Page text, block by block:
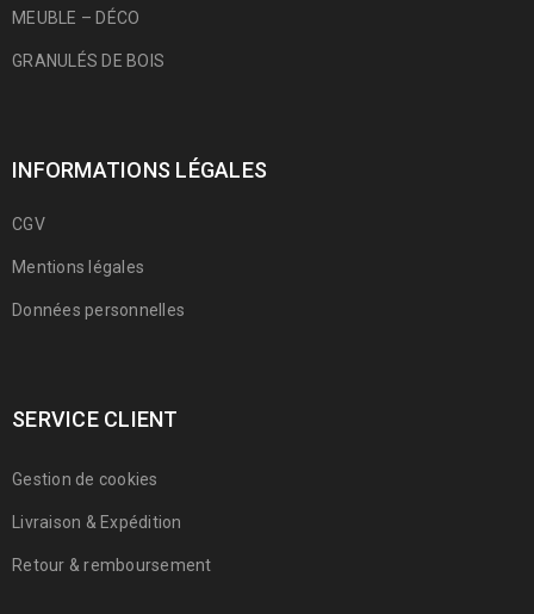
MEUBLE – DÉCO
GRANULÉS DE BOIS
INFORMATIONS LÉGALES
CGV
Mentions légales
Données personnelles
SERVICE CLIENT
Gestion de cookies
Livraison & Expédition
Retour & remboursement